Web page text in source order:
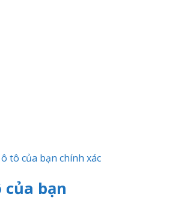
tô của bạn chính xác
bạn